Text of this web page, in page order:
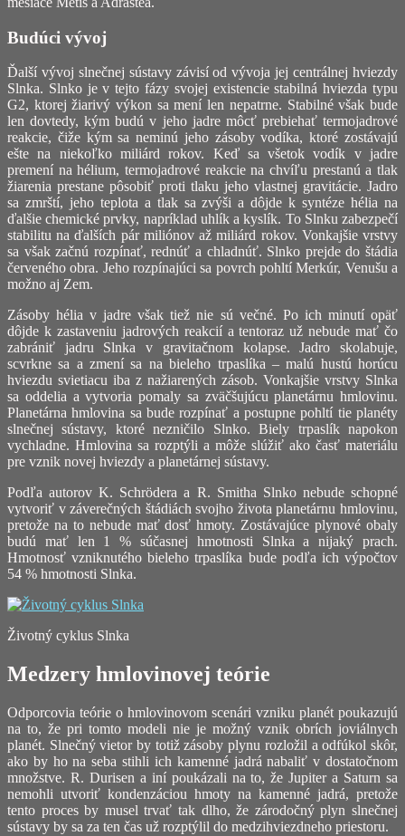
Budúci vývoj
Ďalší vývoj slnečnej sústavy závisí od vývoja jej centrálnej hviezdy
Slnka. Slnko je v tejto fázy svojej existencie stabilná hviezda typu
G2, ktorej žiarivý výkon sa mení len nepatrne. Stabilné však bude
len dovtedy, kým budú v jeho jadre môcť prebiehať termojadrové
reakcie, čiže kým sa neminú jeho zásoby vodíka, ktoré zostávajú
ešte na niekoľko miliárd rokov. Keď sa všetok vodík v jadre
premení na hélium, termojadrové reakcie na chvíľu prestanú a tlak
žiarenia prestane pôsobiť proti tlaku jeho vlastnej gravitácie. Jadro
sa zmrští, jeho teplota a tlak sa zvýši a dôjde k syntéze hélia na
ďalšie chemické prvky, napríklad uhlík a kyslík. To Slnku zabezpečí
stabilitu na ďalších pár miliónov až miliárd rokov. Vonkajšie vrstvy
sa však začnú rozpínať, rednúť a chladnúť. Slnko prejde do štádia
červeného obra. Jeho rozpínajúci sa povrch pohltí Merkúr, Venušu a
možno aj Zem.
Zásoby hélia v jadre však tiež nie sú večné. Po ich minutí opäť
dôjde k zastaveniu jadrových reakcií a tentoraz už nebude mať čo
zabrániť jadru Slnka v gravitačnom kolapse. Jadro skolabuje,
scvrkne sa a zmení sa na bieleho trpaslíka – malú hustú horúcu
hviezdu svietiacu iba z nažiarených zásob. Vonkajšie vrstvy Slnka
sa oddelia a vytvoria pomaly sa zväčšujúcu planetárnu hmlovinu.
Planetárna hmlovina sa bude rozpínať a postupne pohltí tie planéty
slnečnej sústavy, ktoré nezničilo Slnko. Biely trpaslík napokon
vychladne. Hmlovina sa rozptýli a môže slúžiť ako časť materiálu
pre vznik novej hviezdy a planetárnej sústavy.
Podľa autorov K. Schrödera a R. Smitha Slnko nebude schopné
vytvoriť v záverečných štádiách svojho života planetárnu hmlovinu,
pretože na to nebude mať dosť hmoty. Zostávajúce plynové obaly
budú mať len 1 % súčasnej hmotnosti Slnka a nijaký prach.
Hmotnosť vzniknutého bieleho trpaslíka bude podľa ich výpočtov
54 % hmotnosti Slnka.
Životný cyklus Slnka
Medzery hmlovinovej teórie
Odporcovia teórie o hmlovinovom scenári vzniku planét poukazujú
na to, že pri tomto modeli nie je možný vznik obrích joviálnych
planét. Slnečný vietor by totiž zásoby plynu rozložil a odfúkol skôr,
ako by ho na seba stihli ich kamenné jadrá nabaliť v dostatočnom
množstve. R. Durisen a iní poukázali na to, že Jupiter a Saturn sa
nemohli utvoriť kondenzáciou hmoty na kamenné jadrá, pretože
tento proces by musel trvať tak dlho, že zárodočný plyn slnečnej
sústavy by sa za ten čas už rozptýlil do medzihviezdneho priestoru.